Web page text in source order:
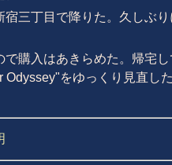
三丁目で降りた。久しぶ
購入はあきらめた。帰宅
をゆっくり見直し